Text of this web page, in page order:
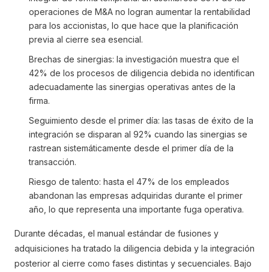
operaciones de M&A no logran aumentar la rentabilidad
para los accionistas, lo que hace que la planificación
previa al cierre sea esencial.
Brechas de sinergias: la investigación muestra que el
42% de los procesos de diligencia debida no identifican
adecuadamente las sinergias operativas antes de la
firma.
Seguimiento desde el primer día: las tasas de éxito de la
integración se disparan al 92% cuando las sinergias se
rastrean sistemáticamente desde el primer día de la
transacción.
Riesgo de talento: hasta el 47% de los empleados
abandonan las empresas adquiridas durante el primer
año, lo que representa una importante fuga operativa.
Durante décadas, el manual estándar de fusiones y
adquisiciones ha tratado la diligencia debida y la integración
posterior al cierre como fases distintas y secuenciales. Bajo